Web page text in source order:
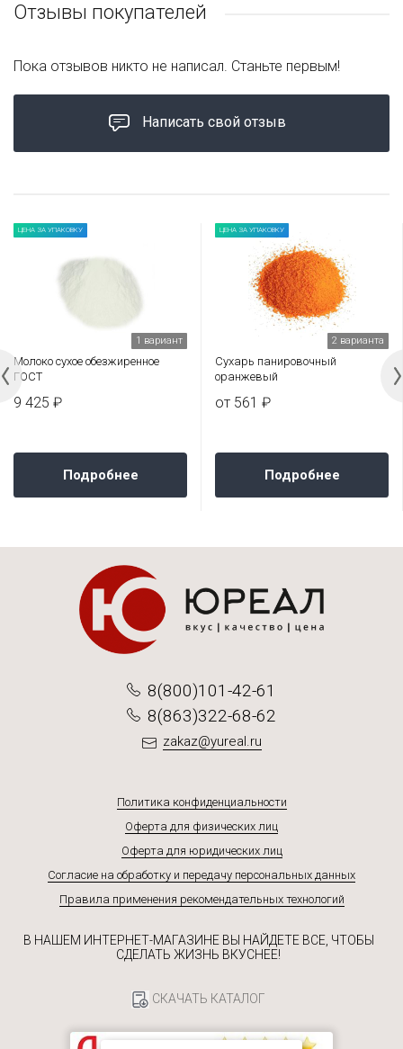
Отзывы покупателей
Написать свой отзыв
Пока отзывов никто не написал. Станьте первым!
ЦЕНА ЗА УПАКОВКУ
1 вариант
Молоко сухое обезжиренное
ГОСТ
9 425 ₽
Подробнее
ЦЕНА ЗА УПАКОВКУ
2 варианта
Сухарь панировочный
оранжевый
от 561 ₽
Подробнее
8(800)101-42-61
8(863)322-68-62
zakaz@yureal.ru
Политика конфиденциальности
Оферта для физических лиц
Оферта для юридических лиц
Согласие на обработку и передачу персональных данных
Правила применения рекомендательных технологий
В НАШЕМ ИНТЕРНЕТ-МАГАЗИНЕ ВЫ НАЙДЕТЕ ВСЕ, ЧТОБЫ
СДЕЛАТЬ ЖИЗНЬ ВКУСНЕЕ!
СКАЧАТЬ КАТАЛОГ